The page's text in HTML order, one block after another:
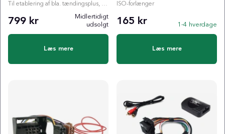
Til etablering af bla. tændingsplus, ratstyring etc.
799 kr
Midlertidigt
udsolgt
Læs mere
ISO-forlænger
165 kr 1-4 hverdage
Læs mere